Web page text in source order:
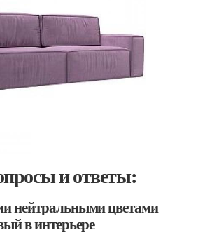
и ответы:
нейтральными цветами
в интерьере